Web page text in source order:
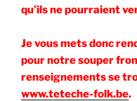
qu’ils ne pourraient
Je vous mets donc
pour notre souper
renseignements se
www.teteche-folk.be.